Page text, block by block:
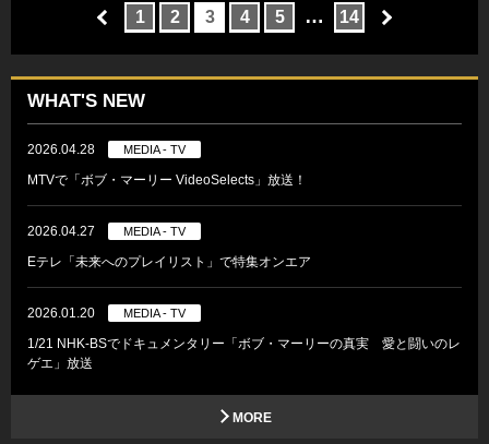
1 2 3 4 5 … 14
WHAT'S NEW
2026.04.28 MEDIA - TV
MTVで「ボブ・マーリー VideoSelects」放送！
2026.04.27 MEDIA - TV
Eテレ「未来へのプレイリスト」で特集オンエア
2026.01.20 MEDIA - TV
1/21 NHK-BSでドキュメンタリー「ボブ・マーリーの真実 愛と闘いのレ
ゲエ」放送
MORE